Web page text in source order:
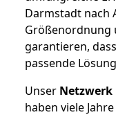
Darmstadt nach
Größenordnung
garantieren,
passende
Unser Netzwerk
haben viele